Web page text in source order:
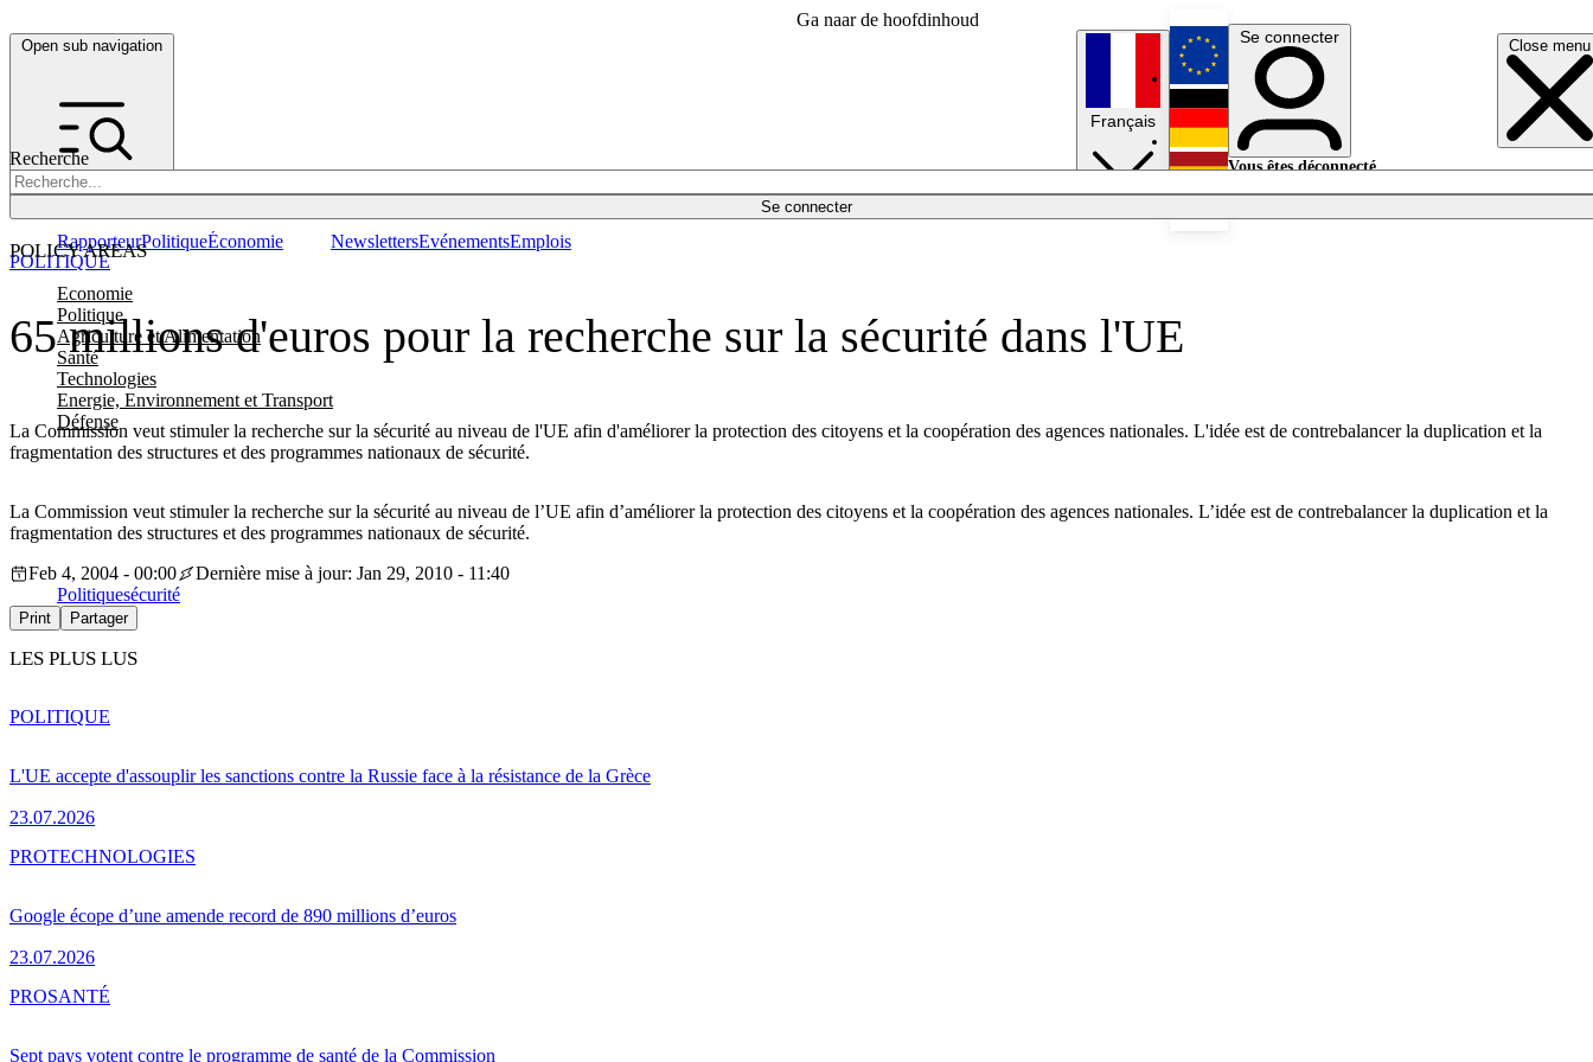
Ga naar de hoofdinhoud
Open sub navigation Close menu
Recherche
Se connecter
POLICY AREAS
Economie
Politique
Agriculture et Alimentation
Santé
Technologies
Energie, Environnement et Transport
Défense
RapporteurPolitiqueÉconomie NewslettersEvénementsEmplois
Français
English
Deutsch
Se connecter
Vous êtes déconnecté.
65 millions d'euros pour la recherche sur la sécurité dans l'UE
La Commission veut stimuler la recherche sur la sécurité au niveau de l'UE afin d'améliorer la protection des citoyens et la coopération des agences nationales. L'idée est de contrebalancer la duplication et la
fragmentation des structures et des programmes nationaux de sécurité.
POLITIQUE
La Commission veut stimuler la recherche sur la sécurité au niveau de l’UE afin d’améliorer la protection des citoyens et la coopération des agences nationales. L’idée est de contrebalancer la duplication et la
fragmentation des structures et des programmes nationaux de sécurité.
Feb 4, 2004 - 00:00
Dernière mise à jour: Jan 29, 2010 - 11:40
Politiquesécurité
Print Partager
LES PLUS LUS
L'UE accepte d'assouplir les sanctions contre la Russie face à la résistance de la Grèce
23.07.2026
POLITIQUE
Google écope d’une amende record de 890 millions d’euros
23.07.2026
PROTECHNOLOGIES
Sept pays votent contre le programme de santé de la Commission
PROSANTÉ